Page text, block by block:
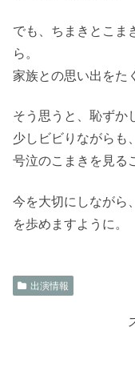
でも、ちまきとこま
ら。
家族との思い出をた
そう思うと、恥ずか
少しビビりながらも
号泣のこまきを見る
今を大切にしながら
を歩めますように。
出演情報